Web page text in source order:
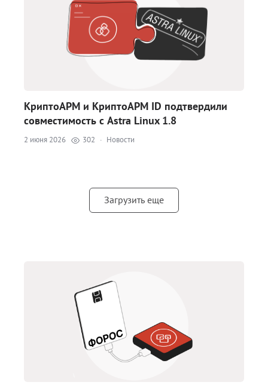
КриптоАРМ и КриптоАРМ ID подтвердили
совместимость с Astra Linux 1.8
2 июня 2026 302 · Новости
Загрузить еще